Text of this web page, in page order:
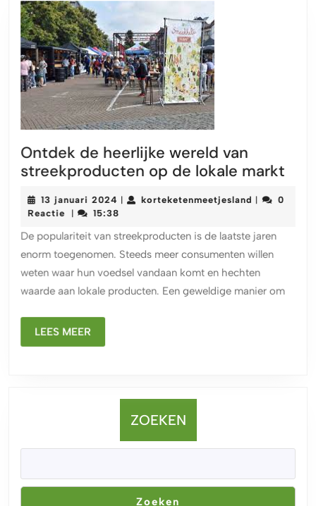
Ontdek de heerlijke wereld van
streekproducten op de lokale markt
de
13 januari 2024 13
januari
| korteketenmeetjesland |
0
Reactie
| 15:38
De populariteit van streekproducten is de laatste jaren
enorm toegenomen. Steeds meer consumenten willen
weten waar hun voedsel vandaan komt en hechten
waarde aan lokale producten. Een geweldige manier om
LEES MEER
MEER
ZOEKEN
Zoeken